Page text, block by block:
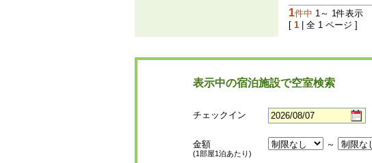
1件中 1～ 1件表示
[ 1 | 全 1 ページ ]
表示中の宿泊施設で空室検索
チェックイン
金額
(1部屋1泊あたり)
～